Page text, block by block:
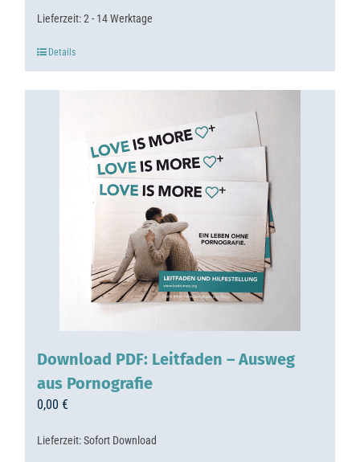
Lieferzeit:2 - 14 Werktage
Details
Download PDF: Leitfaden – Ausweg
aus Pornografie
0,00 €
Lieferzeit:Sofort Download